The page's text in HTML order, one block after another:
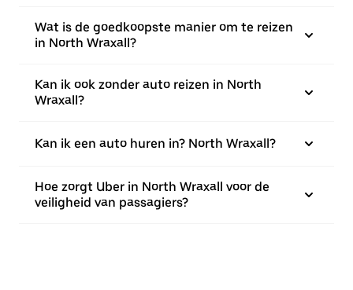
Wat is de goedkoopste manier om te reizen
in North Wraxall?
Kan ik ook zonder auto reizen in North
Wraxall?
Kan ik een auto huren in? North Wraxall?
Hoe zorgt Uber in North Wraxall voor de
veiligheid van passagiers?